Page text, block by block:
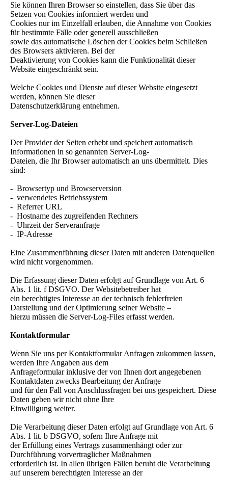
Sie können Ihren Browser so einstellen, dass Sie über das
Setzen von Cookies informiert werden und
Cookies nur im Einzelfall erlauben, die Annahme von Cookies
für bestimmte Fälle oder generell ausschließen
sowie das automatische Löschen der Cookies beim Schließen
des Browsers aktivieren. Bei der
Deaktivierung von Cookies kann die Funktionalität dieser
Website eingeschränkt sein.
Welche Cookies und Dienste auf dieser Website eingesetzt
werden, können Sie dieser
Datenschutzerklärung entnehmen.
Server-Log-Dateien
Der Provider der Seiten erhebt und speichert automatisch
Informationen in so genannten Server-Log-
Dateien, die Ihr Browser automatisch an uns übermittelt. Dies
sind:
- Browsertyp und Browserversion
- verwendetes Betriebssystem
- Referrer URL
- Hostname des zugreifenden Rechners
- Uhrzeit der Serveranfrage
- IP-Adresse
Eine Zusammenführung dieser Daten mit anderen Datenquellen
wird nicht vorgenommen.
Die Erfassung dieser Daten erfolgt auf Grundlage von Art. 6
Abs. 1 lit. f DSGVO. Der Websitebetreiber hat
ein berechtigtes Interesse an der technisch fehlerfreien
Darstellung und der Optimierung seiner Website –
hierzu müssen die Server-Log-Files erfasst werden.
Kontaktformular
Wenn Sie uns per Kontaktformular Anfragen zukommen lassen,
werden Ihre Angaben aus dem
Anfrageformular inklusive der von Ihnen dort angegebenen
Kontaktdaten zwecks Bearbeitung der Anfrage
und für den Fall von Anschlussfragen bei uns gespeichert. Diese
Daten geben wir nicht ohne Ihre
Einwilligung weiter.
Die Verarbeitung dieser Daten erfolgt auf Grundlage von Art. 6
Abs. 1 lit. b DSGVO, sofern Ihre Anfrage mit
der Erfüllung eines Vertrags zusammenhängt oder zur
Durchführung vorvertraglicher Maßnahmen
erforderlich ist. In allen übrigen Fällen beruht die Verarbeitung
auf unserem berechtigten Interesse an der